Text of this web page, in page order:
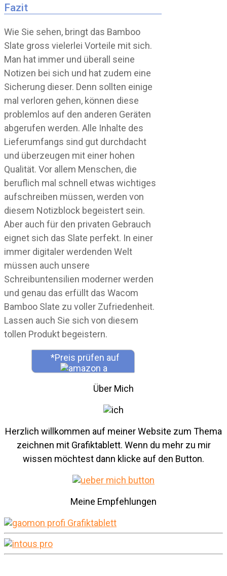
Fazit
Wie Sie sehen, bringt das Bamboo
Slate gross vielerlei Vorteile mit sich.
Man hat immer und überall seine
Notizen bei sich und hat zudem eine
Sicherung dieser. Denn sollten einige
mal verloren gehen, können diese
problemlos auf den anderen Geräten
abgerufen werden. Alle Inhalte des
Lieferumfangs sind gut durchdacht
und überzeugen mit einer hohen
Qualität. Vor allem Menschen, die
beruflich mal schnell etwas wichtiges
aufschreiben müssen, werden von
diesem Notizblock begeistert sein.
Aber auch für den privaten Gebrauch
eignet sich das Slate perfekt. In einer
immer digitaler werdenden Welt
müssen auch unsere
Schreibuntensilien moderner werden
und genau das erfüllt das Wacom
Bamboo Slate zu voller Zufriedenheit.
Lassen auch Sie sich von diesem
tollen Produkt begeistern.
*Preis prüfen auf
Über Mich
Herzlich willkommen auf meiner Website zum Thema
zeichnen mit Grafiktablett. Wenn du mehr zu mir
wissen möchtest dann klicke auf den Button.
Meine Empfehlungen